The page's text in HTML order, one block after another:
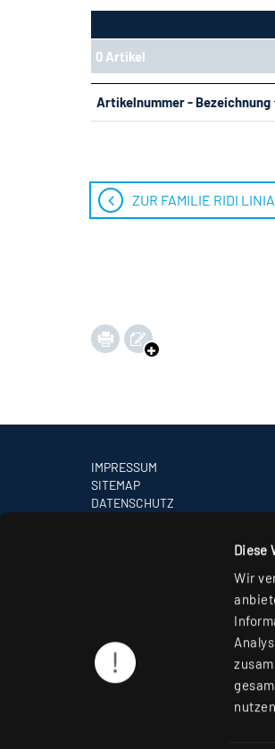
Diese
Wir
0 Artikel
Artikelnummer - Bezeichnung
ZUR FAMILIE RIDI LINIA
IMPRESSUM
SITEMAP
DATENSCHUTZ